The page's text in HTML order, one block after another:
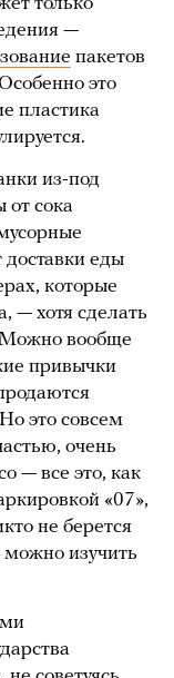
—
пакетов
это
пластика
из-под
от сока
еды
которые
— хотя сделать
Можно вообще
привычки
это совсем
очень
— все это, как
«07»,
не берется
изучить